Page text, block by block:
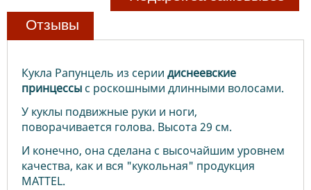
Отзывы
Кукла Рапунцель из серии диснеевские
принцессы с роскошными длинными волосами.
У куклы подвижные руки и ноги,
поворачивается голова. Высота 29 см.
И конечно, она сделана с высочайшим уровнем
качества, как и вся "кукольная" продукция
MATTEL.